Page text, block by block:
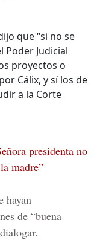
que “si no se
Poder Judicial
proyectos o
Cálix, y sí los de
a la Corte
presidenta no
madre”
hayan
de “buena